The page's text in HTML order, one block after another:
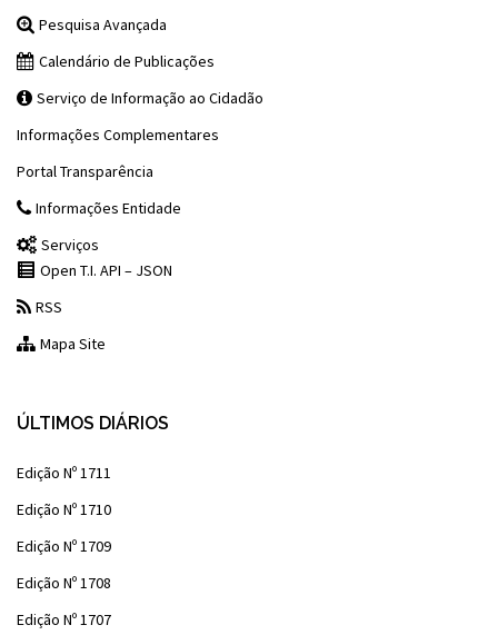
Pesquisa Avançada
Calendário de Publicações
Serviço de Informação ao Cidadão
Informações Complementares
Portal Transparência
Informações Entidade
Serviços
Open T.I. API – JSON
RSS
Mapa Site
ÚLTIMOS DIÁRIOS
Edição Nº 1711
Edição Nº 1710
Edição Nº 1709
Edição Nº 1708
Edição Nº 1707